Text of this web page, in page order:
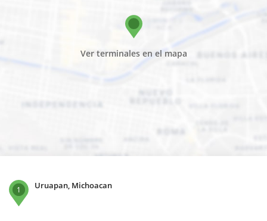
Ver terminales en el mapa
1 Uruapan, Michoacan